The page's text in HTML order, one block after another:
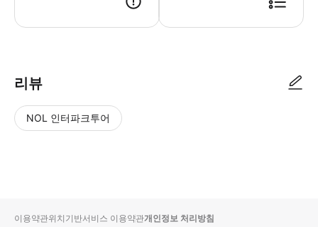
리뷰
NOL 인터파크투어
입니
순
상
이용약관위치기반서비스 이용약관개인정보 처리방침